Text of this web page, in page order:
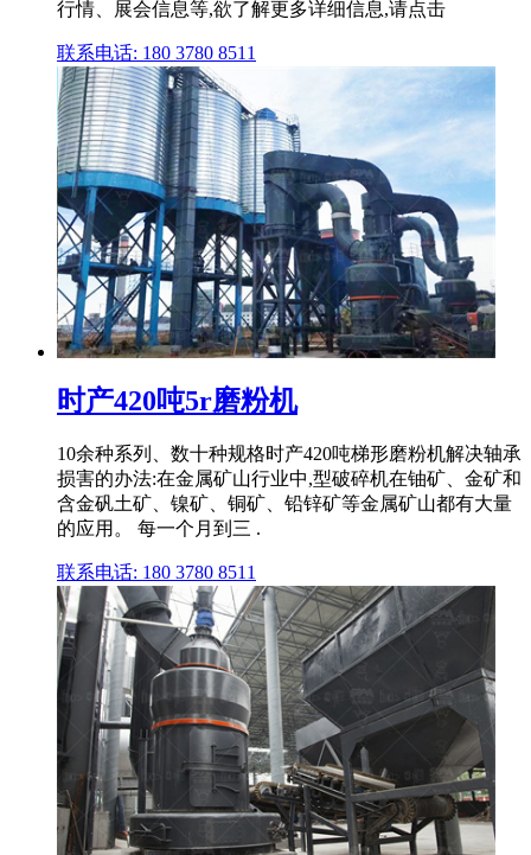
行情、展会信息等,欲了解更多详细信息,请点击
联系电话: 180 3780 8511
时产420吨5r磨粉机
10余种系列、数十种规格时产420吨梯形磨粉机解决轴承
损害的办法:在金属矿山行业中,型破碎机在铀矿、金矿和
含金矾土矿、镍矿、铜矿、铅锌矿等金属矿山都有大量
的应用。 每一个月到三 .
联系电话: 180 3780 8511